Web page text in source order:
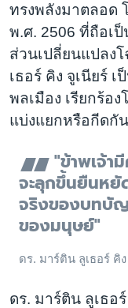
ทรงพลังมาตลอด
พ.ศ. 2506 ที่ถือเ
ส่วนเปลี่ยนแปลง
เธอร์ คิง จูเนียร์
พลเมือง เรียกร้อ
แบ่งแยกหรือกีดกั
"ข้าพเจ้า
จะลุกขึ้นยืนหยั
จริงของบทบั
ของมนุษย์"
ดร. มาร์ติน ลูเธอร์ คิ
ดร. มาร์ติน ลูเธอ